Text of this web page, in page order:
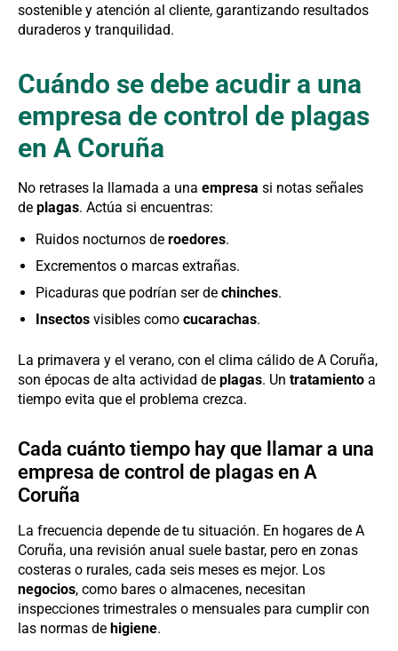
sostenible y atención al cliente, garantizando resultados
duraderos y tranquilidad.
Cuándo se debe acudir a una
empresa de control de plagas
en A Coruña
No retrases la llamada a una empresa si notas señales
de plagas. Actúa si encuentras:
Ruidos nocturnos de roedores.
Excrementos o marcas extrañas.
Picaduras que podrían ser de chinches.
Insectos visibles como cucarachas.
La primavera y el verano, con el clima cálido de A Coruña,
son épocas de alta actividad de plagas. Un tratamiento a
tiempo evita que el problema crezca.
Cada cuánto tiempo hay que llamar a una
empresa de control de plagas en A
Coruña
La frecuencia depende de tu situación. En hogares de A
Coruña, una revisión anual suele bastar, pero en zonas
costeras o rurales, cada seis meses es mejor. Los
negocios, como bares o almacenes, necesitan
inspecciones trimestrales o mensuales para cumplir con
las normas de higiene.